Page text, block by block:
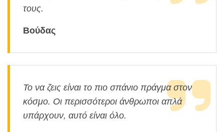
τους.
Βούδας
Το να ζεις είναι το πιο σπάνιο πράγμα στον
κόσμο. Οι περισσότεροι άνθρωποι απλά
υπάρχουν, αυτό είναι όλο.